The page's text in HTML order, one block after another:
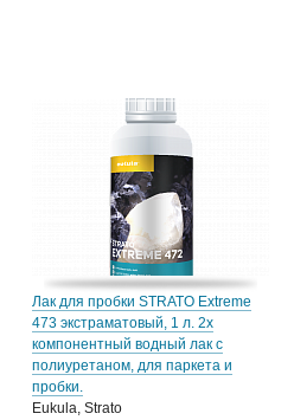
Лак для пробки STRATO Extreme
473 экстраматовый, 1 л. 2х
компонентный водный лак с
полиуретаном, для паркета и
пробки.
Eukula, Strato